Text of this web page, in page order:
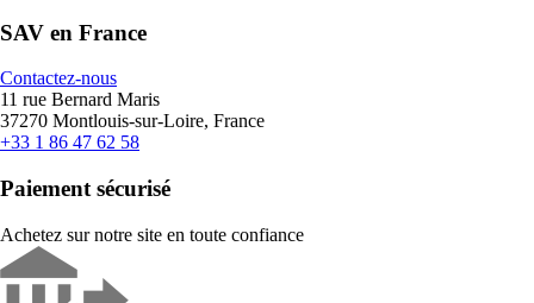
SAV en France
Contactez-nous
11 rue Bernard Maris
37270 Montlouis-sur-Loire, France
+33 1 86 47 62 58
Paiement sécurisé
Achetez sur notre site en toute confiance